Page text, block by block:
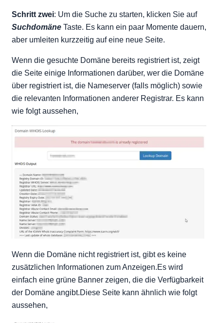
Schritt zwei: Um die Suche zu starten, klicken Sie auf
Suchdomäne Taste. Es kann ein paar Momente dauern,
aber umleiten kurzzeitig auf eine neue Seite.
Wenn die gesuchte Domäne bereits registriert ist, zeigt
die Seite einige Informationen darüber, wer die Domäne
über registriert ist, die Nameserver (falls möglich) sowie
die relevanten Informationen anderer Registrar. Es kann
wie folgt aussehen,
Wenn die Domäne nicht registriert ist, gibt es keine
zusätzlichen Informationen zum Anzeigen.Es wird
einfach eine grüne Banner zeigen, die die Verfügbarkeit
der Domäne angibt.Diese Seite kann ähnlich wie folgt
aussehen,